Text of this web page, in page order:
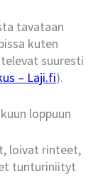
tavataan
kuten
suuresti
– Laji.fi).
loppuun
loivat rinteet,
tunturiniityt